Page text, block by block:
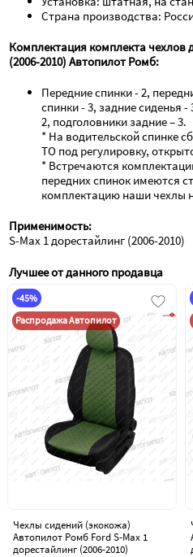
Страна производства:
Комплектация комплекта чехлов
(2006-2010) Автопилот Ромб:
Передние спинки - 2,
спинки - 3, задние сиденья
2, подголовники задние – 3.
* На водительской спинке
ТО под регулировку,
* Встречаются
передних спинок имеются
комплектацию наши чехлы
Применимость:
S-Max 1 дорестайлинг (2006-2010)
Лучшее от данного продавца
-45%
Распродажа Автопилот
Чехлы сидений (экокожа)
Автопилот Ромб Ford S-Max 1
дорестайлинг (2006-2010)